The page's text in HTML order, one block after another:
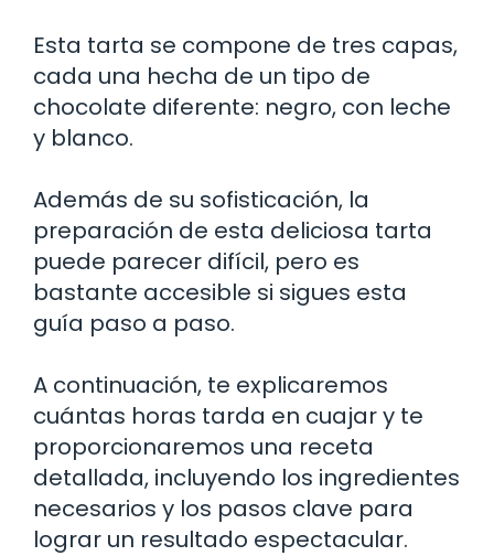
Esta tarta se compone de tres capas,
cada una hecha de un tipo de
chocolate diferente: negro, con leche
y blanco.
Además de su sofisticación, la
preparación de esta deliciosa tarta
puede parecer difícil, pero es
bastante accesible si sigues esta
guía paso a paso.
A continuación, te explicaremos
cuántas horas tarda en cuajar y te
proporcionaremos una receta
detallada, incluyendo los ingredientes
necesarios y los pasos clave para
lograr un resultado espectacular.